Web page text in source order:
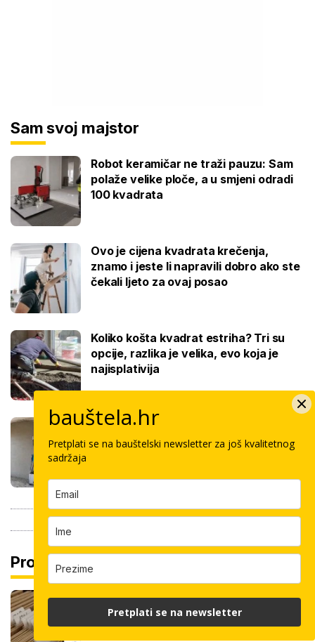
Sam svoj majstor
Robot keramičar ne traži pauzu: Sam
polaže velike ploče, a u smjeni odradi
100 kvadrata
Ovo je cijena kvadrata krečenja,
znamo i jeste li napravili dobro ako ste
čekali ljeto za ovaj posao
Koliko košta kvadrat estriha? Tri su
opcije, razlika je velika, evo koja je
najisplativija
Robotski stroj za žbukanje: Za 8 sati
odradi i do 400 kvadrata, a prate ga
Pročitaj još
Promjena prakse za sve SC-ove, kršili
su zakon? Za jedan nam je potvrđeno
bauštela.hr
Pretplati se na bauštelski newsletter za još kvalitetnog
sadržaja
Pretplati se na newsletter